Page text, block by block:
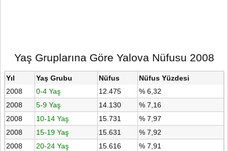
Yaş Gruplarına Göre Yalova Nüfusu 2008
Yıl Yaş Grubu Nüfus
Nüfus Yüzdesi
2008
0-4 Yaş 12.475
% 6,32
2008
5-9 Yaş 14.130
% 7,16
2008
10-14 Yaş 15.731
% 7,97
2008
15-19 Yaş 15.631
% 7,92
2008
20-24 Yaş 15.616
% 7,91